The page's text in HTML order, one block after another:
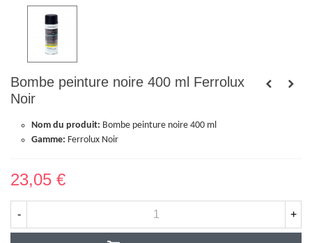
Bombe peinture noire 400 ml Ferrolux
Noir
Nom du produit: Bombe peinture noire 400 ml
Gamme: Ferrolux Noir
23,05 €
- +